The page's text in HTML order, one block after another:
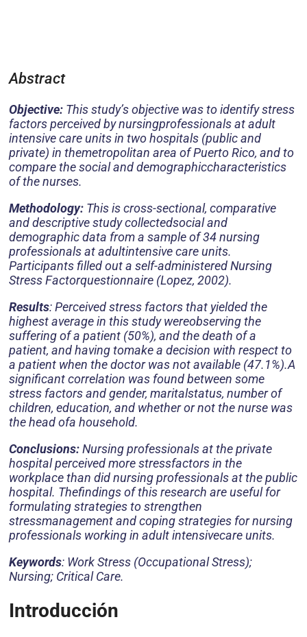
Abstract
Objective: This study’s objective was to identify stress
factors perceived by nursingprofessionals at adult
intensive care units in two hospitals (public and
private) in themetropolitan area of Puerto Rico, and to
compare the social and demographiccharacteristics
of the nurses.
Methodology: This is cross-sectional, comparative
and descriptive study collectedsocial and
demographic data from a sample of 34 nursing
professionals at adultintensive care units.
Participants filled out a self-administered Nursing
Stress Factorquestionnaire (Lopez, 2002).
Results: Perceived stress factors that yielded the
highest average in this study wereobserving the
suffering of a patient (50%), and the death of a
patient, and having tomake a decision with respect to
a patient when the doctor was not available (47.1%).A
significant correlation was found between some
stress factors and gender, maritalstatus, number of
children, education, and whether or not the nurse was
the head ofa household.
Conclusions:Nursing professionals at the private
hospital perceived more stressfactors in the
workplace than did nursing professionals at the public
hospital. Thefindings of this research are useful for
formulating strategies to strengthen
stressmanagement and coping strategies for nursing
professionals working in adult intensivecare units.
Keywords: Work Stress (Occupational Stress);
Nursing; Critical Care.
Introducción